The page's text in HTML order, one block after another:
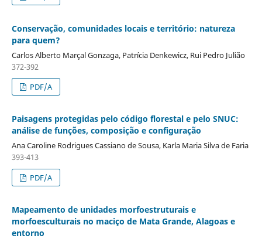
Conservação, comunidades locais e território: natureza
para quem?
Carlos Alberto Marçal Gonzaga, Patrícia Denkewicz, Rui Pedro Julião
372-392
PDF/A
Paisagens protegidas pelo código florestal e pelo SNUC:
análise de funções, composição e configuração
Ana Caroline Rodrigues Cassiano de Sousa, Karla Maria Silva de Faria
393-413
PDF/A
Mapeamento de unidades morfoestruturais e
morfoesculturais no maciço de Mata Grande, Alagoas e
entorno